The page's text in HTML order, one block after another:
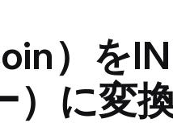
）を
）に変